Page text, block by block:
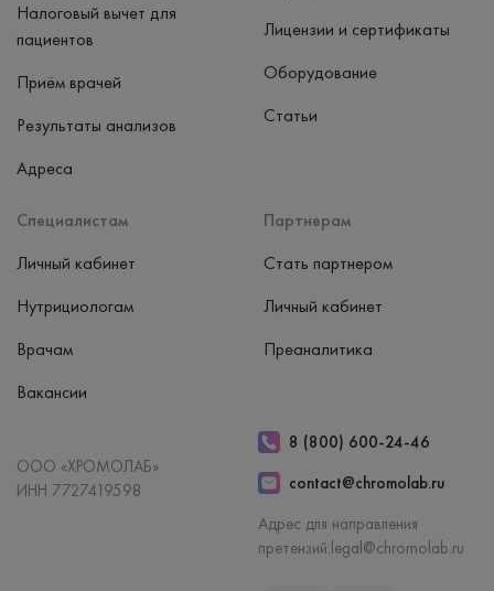
Налоговый вычет для
пациентов
Приём врачей
Результаты анализов
Адреса
Специалистам
Личный кабинет
Нутрициологам
Врачам
Вакансии
Партнерам
Стать партнером
Личный кабинет
Преаналитика
Лицензии и сертификаты
Оборудование
Статьи
ООО «ХРОМОЛАБ»
ИНН 7727419598
8 (800) 600-24-46
contact@chromolab.ru
Адрес для направления
претензий:legal@chromolab.ru